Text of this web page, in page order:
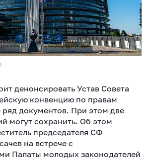
денонсировать Устав Совета
конвенцию по правам
ряд документов. При этом две
могут сохранить. Об этом
председателя СФ
на встрече с
Палаты молодых законодателей